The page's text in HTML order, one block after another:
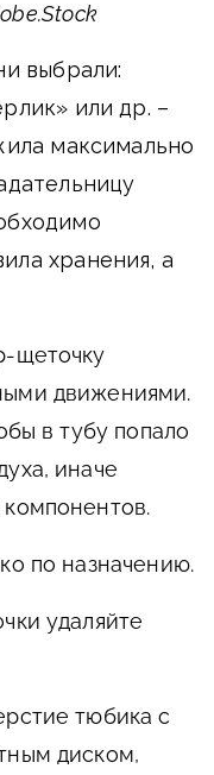
выбрали:
или др. –
максимально
хранения, а
щеточку
движениями.
в тубу попало
иначе
по назначению.
удаляйте
тюбика с
диском,